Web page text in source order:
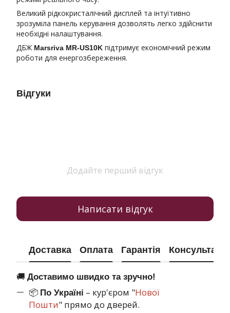
Великий рідкокристалічний дисплей та інтуїтивно
зрозуміла панель керування дозволять легко здійснити
необхідні налаштування.
ДБЖ Marsriva MR-US10K підтримує економічний режим
роботи для енергозбереження.
Відгуки
Додайте перший відгук
Написати відгук
Доставка Оплата Гарантія Консультація
🚚 Доставимо швидко та зручно!
📦 По Україні – кур'єром "Нової
Пошти" прямо до дверей.